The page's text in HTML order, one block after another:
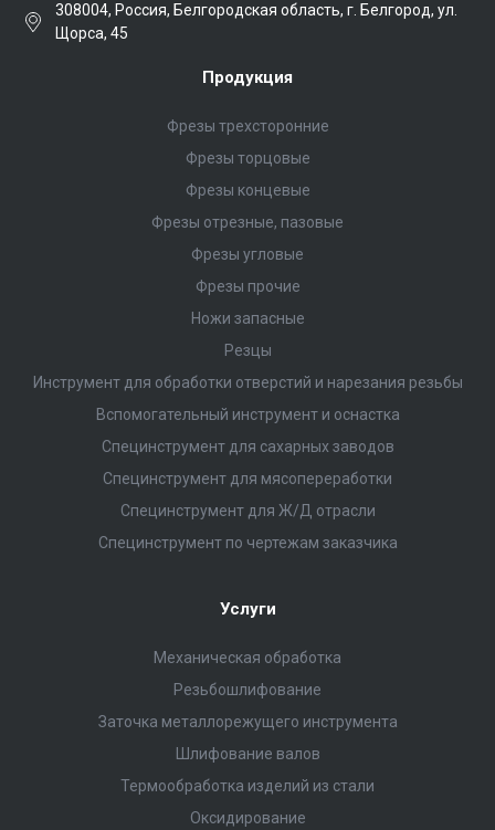
308004, Россия, Белгородская область, г. Белгород, ул.
Щорса, 45
Продукция
Фрезы трехсторонние
Фрезы торцовые
Фрезы концевые
Фрезы отрезные, пазовые
Фрезы угловые
Фрезы прочие
Ножи запасные
Резцы
Инструмент для обработки отверстий и нарезания резьбы
Вспомогательный инструмент и оснастка
Специнструмент для сахарных заводов
Специнструмент для мясопереработки
Специнструмент для Ж/Д отрасли
Специнструмент по чертежам заказчика
Услуги
Механическая обработка
Резьбошлифование
Заточка металлорежущего инструмента
Шлифование валов
Термообработка изделий из стали
Оксидирование